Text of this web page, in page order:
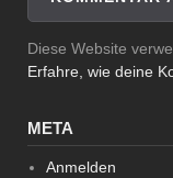
Diese Website
Erfahre, wie deine
META
Anmelden